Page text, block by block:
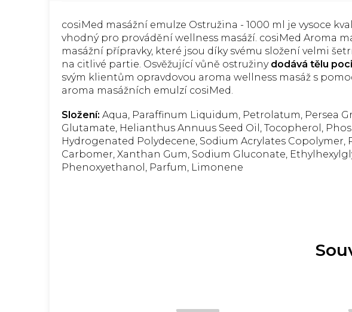
cosiMed masážní emulze Ostružina - 1000 ml je vysoce
vhodný pro provádění wellness masáží. cosiMed Aroma
masážní přípravky, které jsou díky svému složení velmi
na citlivé partie. Osvěžující vůně ostružiny dodává tělu
svým klientům opravdovou aroma wellness masáž s
aroma masážních emulzí cosiMed.
Složení: Aqua, Paraffinum Liquidum, Petrolatum, Persea
Glutamate, Helianthus Annuus Seed Oil, Tocopherol,
Hydrogenated Polydecene, Sodium Acrylates Copolymer,
Carbomer, Xanthan Gum, Sodium Gluconate,
Phenoxyethanol, Parfum, Limonene